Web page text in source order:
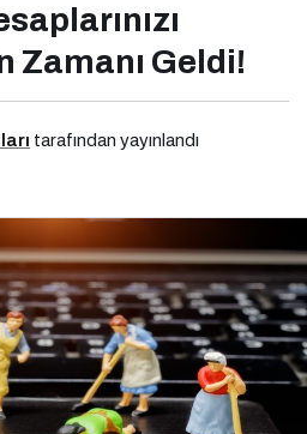
Zamanı Geldi!
tarafından yayınlandı